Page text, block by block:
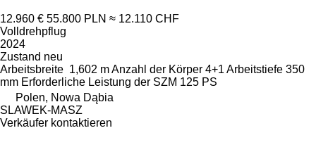
12.960 € 55.800 PLN ≈ 12.110 CHF
Volldrehpflug
2024
Zustand neu
Arbeitsbreite 1,602 mAnzahl der Körper 4+1 Arbeitstiefe 350
mm Erforderliche Leistung der SZM 125 PS
Polen, Nowa Dąbia
SLAWEK-MASZ
Verkäufer kontaktieren